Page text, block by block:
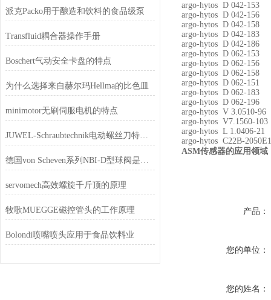
派克Packo用于酿造和饮料的食品级泵
Transfluid耦合器操作手册
Boschert气动安全卡盘的特点
为什么选择来自赫尔玛Hellma的比色皿
minimotor无刷伺服电机的特点
JUWEL-Schraubtechnik电动螺丝刀特点和功能
德国von Scheven系列NBI-D型球阀是一款具有高精度、高可靠性
servomech高效螺旋千斤顶的原理
牧歌MUEGGE磁控管头的工作原理
Bolondi喷嘴喷头应用于食品饮料业
argo-hytos D 042-153
argo-hytos D 042-156
argo-hytos D 042-158
argo-hytos D 042-183
argo-hytos D 042-186
argo-hytos D 062-153
argo-hytos D 062-156
argo-hytos D 062-158
argo-hytos D 062-151
argo-hytos D 062-183
argo-hytos D 062-196
argo-hytos V 3.0510-96
argo-hytos V7.1560-103
argo-hytos L 1.0406-21
argo-hytos C22B-2050E1
ASM传感器的应用领域
产品：
您的单位：
您的姓名：